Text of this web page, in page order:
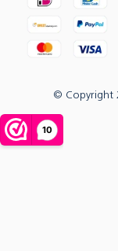
© Copyright